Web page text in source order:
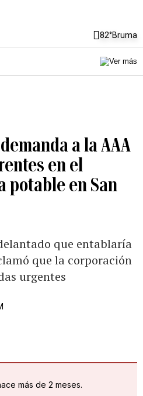
82°Bruma
a la AAA
en el
potable en San
que entablaría
que la corporación
urgentes
más de 2 meses.